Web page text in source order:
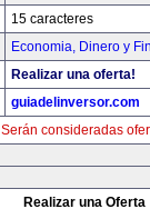
15 caracteres
Economia, Dinero y
Realizar una oferta!
guiadelinversor.com
Serán consideradas
Realizar una Oferta